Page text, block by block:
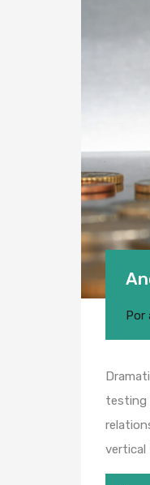
Por
testing
vertical